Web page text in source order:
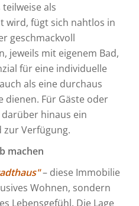
als
wird, fügt sich nahtlos in
geschmackvoll
jeweils mit eigenem Bad,
für eine individuelle
als eine durchaus
dienen. Für Gäste oder
hinaus ein
zur Verfügung.
machen
– diese Immobilie
Wohnen, sondern
Lebensgefühl. Die Lage